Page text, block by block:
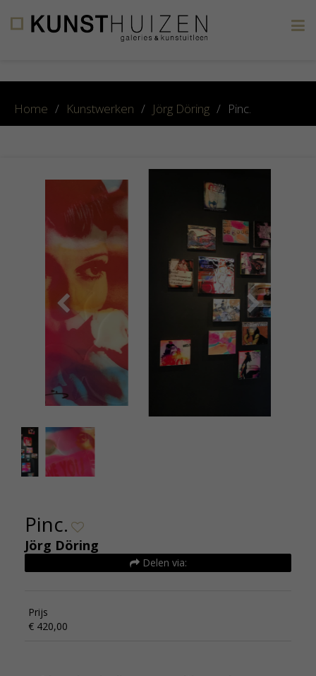
Home / Kunstwerken / Jörg Döring / Pinc.
Pinc.
Jörg Döring
Delen via:
Prijs
€ 420,00